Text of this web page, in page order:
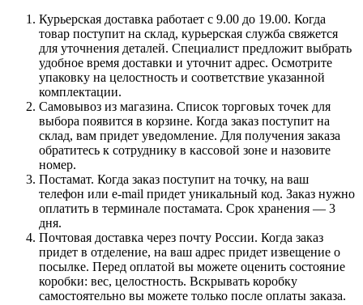
Курьерская доставка работает с 9.00 до 19.00. Когда
товар поступит на склад, курьерская служба свяжется
для уточнения деталей. Специалист предложит выбрать
удобное время доставки и уточнит адрес. Осмотрите
упаковку на целостность и соответствие указанной
комплектации.
Самовывоз из магазина. Список торговых точек для
выбора появится в корзине. Когда заказ поступит на
склад, вам придет уведомление. Для получения заказа
обратитесь к сотруднику в кассовой зоне и назовите
номер.
Постамат. Когда заказ поступит на точку, на ваш
телефон или e-mail придет уникальный код. Заказ нужно
оплатить в терминале постамата. Срок хранения — 3
дня.
Почтовая доставка через почту России. Когда заказ
придет в отделение, на ваш адрес придет извещение о
посылке. Перед оплатой вы можете оценить состояние
коробки: вес, целостность. Вскрывать коробку
самостоятельно вы можете только после оплаты заказа.